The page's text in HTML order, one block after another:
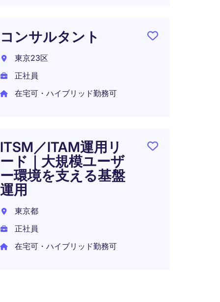
コンサルタント
東京23区
正社員
在宅可・ハイブリッド勤務可
ITSM／ITAM運用リ
ード｜大規模ユーザ
ー環境を支える基盤
運用
東京都
正社員
在宅可・ハイブリッド勤務可